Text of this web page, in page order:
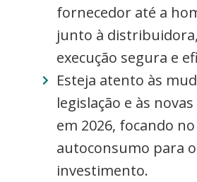
fornecedor até a
junto à
execução segura e
Esteja atento às
legislação e às
em 2026, focando no
autoconsumo para
investimento.